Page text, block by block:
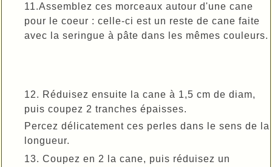
11.Assemblez ces morceaux autour d'une cane
pour le coeur : celle-ci est un reste de cane faite
avec la seringue à pâte dans les mêmes couleurs.
12. Réduisez ensuite la cane à 1,5 cm de diam,
puis coupez 2 tranches épaisses.
Percez délicatement ces perles dans le sens de la
longueur.
13. Coupez en 2 la cane, puis réduisez un